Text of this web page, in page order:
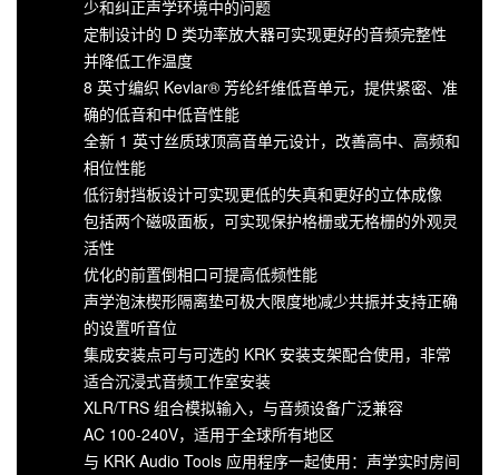
少和纠正声学环境中的问题
定制设计的 D 类功率放大器可实现更好的音频完整性
并降低工作温度
8 英寸编织 Kevlar® 芳纶纤维低音单元，提供紧密、准
确的低音和中低音性能
全新 1 英寸丝质球顶高音单元设计，改善高中、高频和
相位性能
低衍射挡板设计可实现更低的失真和更好的立体成像
包括两个磁吸面板，可实现保护格栅或无格栅的外观灵
活性
优化的前置倒相口可提高低频性能
声学泡沫楔形隔离垫可极大限度地减少共振并支持正确
的设置听音位
集成安装点可与可选的 KRK 安装支架配合使用，非常
适合沉浸式音频工作室安装
XLR/TRS 组合模拟输入，与音频设备广泛兼容
AC 100-240V，适用于全球所有地区
与 KRK Audio Tools 应用程序一起使用：声学实时房间